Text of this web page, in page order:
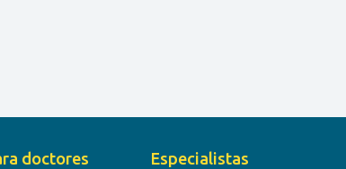
doctores
Especialistas